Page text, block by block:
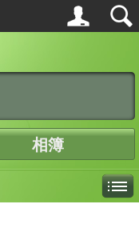
相簿